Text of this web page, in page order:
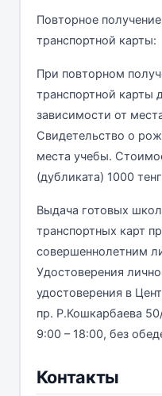
Повторное
транспортной карты:
При повторном
транспортной карты
зависимости от
Свидетельство о
места учебы.
(дубликата) 1000
Выдача готовых
транспортных карт
совершеннолетним
Удостоверения
удостоверения в
пр. Р.Кошкарбаева
9:00 – 18:00, без
Контакты